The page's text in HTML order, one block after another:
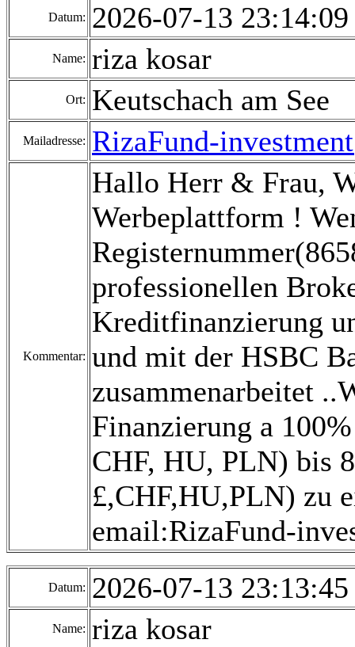
Datum: 2026-07-13
Name: riza kosar
Ort: Keutschach am See
Mailadresse: RizaFund-
Kommentar:
Hallo Herr & Frau,
Werbeplattform !
professionellen
Kreditfinanzierung
und mit der HSBC
zusammenarbeitet
Finanzierung a
CHF, HU, PLN) bis
£,CHF,HU,PLN) zu
email:RizaFund-
Datum: 2026-07-13
Name: riza kosar